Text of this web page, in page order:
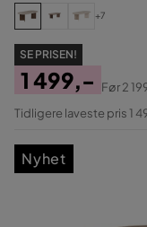
+7
SE PRISEN!
Pris
1 499,-
Original
Før2
Tidligere laveste pris 1
Nyhet